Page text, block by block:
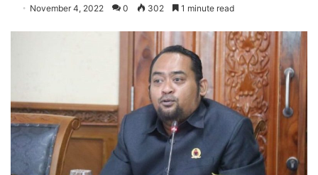
November 4, 2022 0 302 1 minute read